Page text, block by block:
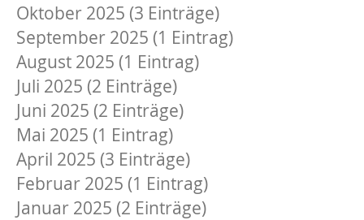
Oktober 2025 (3 Einträge)
September 2025 (1 Eintrag)
August 2025 (1 Eintrag)
Juli 2025 (2 Einträge)
Juni 2025 (2 Einträge)
Mai 2025 (1 Eintrag)
April 2025 (3 Einträge)
Februar 2025 (1 Eintrag)
Januar 2025 (2 Einträge)